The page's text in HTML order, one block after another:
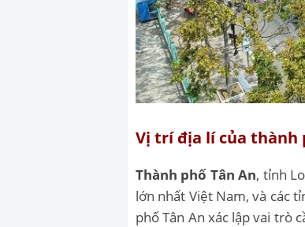
Vị trí địa lí của thành
Thành phố Tân An, tỉnh
lớn nhất Việt Nam, và các
phố Tân An xác lập vai trò